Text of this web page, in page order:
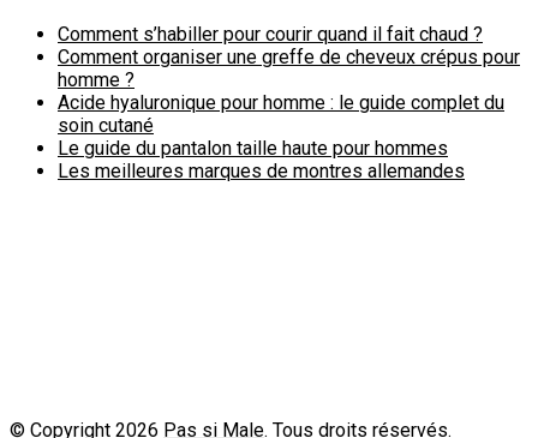
Comment s’habiller pour courir quand il fait chaud ?
Comment organiser une greffe de cheveux crépus pour
homme ?
Acide hyaluronique pour homme : le guide complet du
soin cutané
Le guide du pantalon taille haute pour hommes
Les meilleures marques de montres allemandes
© Copyright 2026 Pas si Male. Tous droits réservés.